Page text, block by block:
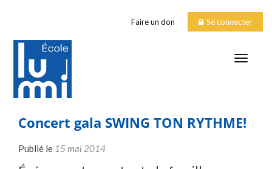
Faire un don Se connecter
Concert gala SWING TON RYTHME!
Publié le 15 mai 2014